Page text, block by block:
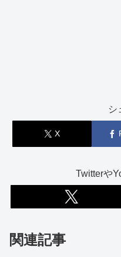
シ
X
Twitterや
関連記事